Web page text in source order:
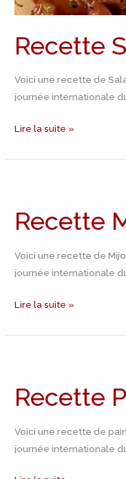
Recette
Voici une recette de
journée internationale
Lire la suite »
Recette
Voici une recette de
journée internationale
de
thon
Lire la suite »
Recette
Voici une recette de
journée internationale
au
thon